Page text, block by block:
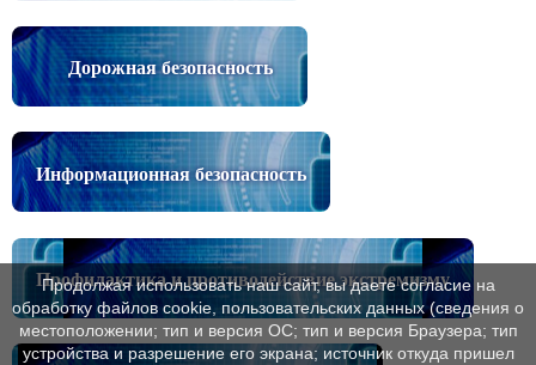
Дорожная безопасность
Информационная безопасность
Профилактика и противодействие экстремизму
Продолжая использовать наш сайт, вы даете согласие на
обработку файлов cookie, пользовательских данных (сведения о
местоположении; тип и версия ОС; тип и версия Браузера; тип
устройства и разрешение его экрана; источник откуда пришел